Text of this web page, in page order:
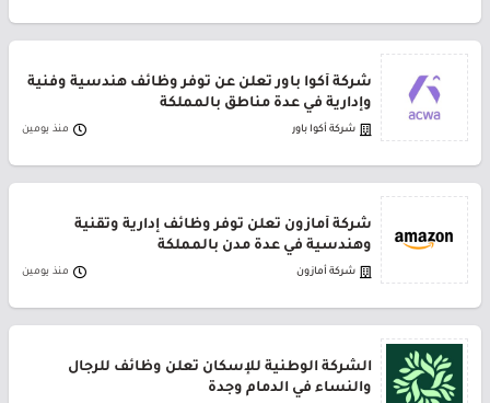
شركة أكوا باور تعلن عن توفر وظائف هندسية وفنية
وإدارية في عدة مناطق بالمملكة
شركة أكوا باور منذ يومين
شركة أمازون تعلن توفر وظائف إدارية وتقنية
وهندسية في عدة مدن بالمملكة
شركة أمازون منذ يومين
الشركة الوطنية للإسكان تعلن وظائف للرجال
والنساء في الدمام وجدة